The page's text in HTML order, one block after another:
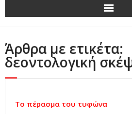
Άρθρα με ετικέτα:
δεοντολογική
Το πέρασμα του τυφώνα